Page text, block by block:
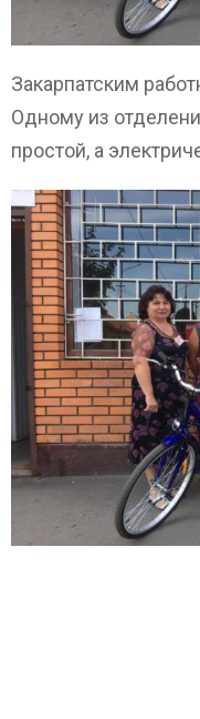
Закарпатским
Одному из
простой, а